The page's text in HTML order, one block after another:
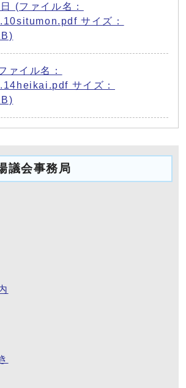
(ファイル名：
サイズ：
ァイル名：
サイズ：
議会事務局